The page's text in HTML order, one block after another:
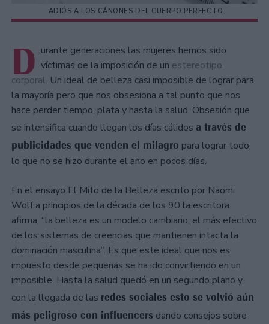
ADIÓS A LOS CÁNONES DEL CUERPO PERFECTO.
D urante generaciones las mujeres hemos sido
víctimas de la imposición de un estereotipo
corporal. Un ideal de belleza casi imposible de lograr para
la mayoría pero que nos obsesiona a tal punto que nos
hace perder tiempo, plata y hasta la salud. Obsesión que
se intensifica cuando llegan los días cálidos a través de
publicidades que venden el milagro para lograr todo
lo que no se hizo durante el año en pocos días.
En el ensayo El Mito de la Belleza escrito por Naomi
Wolf a principios de la década de los 90 la escritora
afirma, “la belleza es un modelo cambiario, el más efectivo
de los sistemas de creencias que mantienen intacta la
dominación masculina”. Es que este ideal que nos es
impuesto desde pequeñas se ha ido convirtiendo en un
imposible. Hasta la salud quedó en un segundo plano y
con la llegada de las redes sociales esto se volvió aún
más peligroso con influencers dando consejos sobre